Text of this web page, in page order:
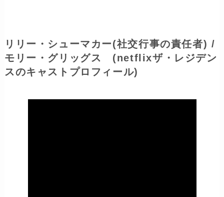
リリー・シューマカー(社交行事の責任者) /
モリー・グリッグス (netflixザ・レジデン
スのキャストプロフィール)